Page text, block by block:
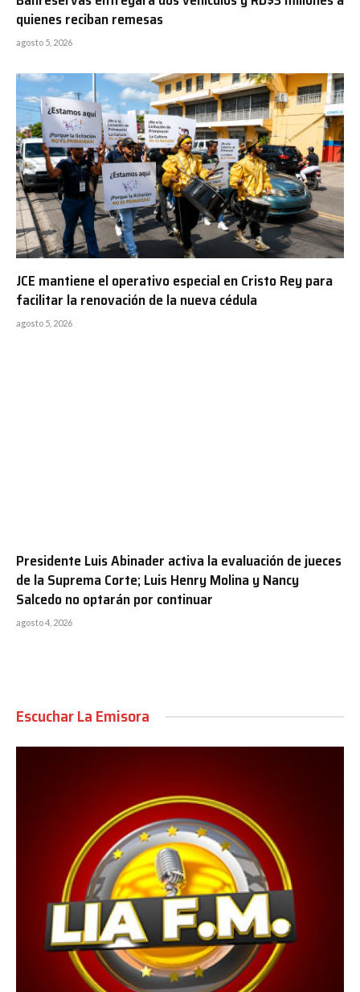
quienes reciban remesas
agosto 5, 2026
JCE mantiene el operativo especial en Cristo Rey para
facilitar la renovación de la nueva cédula
agosto 5, 2026
Presidente Luis Abinader activa la evaluación de jueces
de la Suprema Corte; Luis Henry Molina y Nancy
Salcedo no optarán por continuar
agosto 4, 2026
Escuchar La Emisora